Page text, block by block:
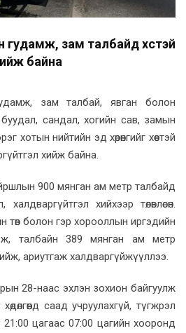
зам талбайд хөөстэй
байна
зам талбай, явган болон
сандал, хогийн сав, замын
хотын нийтийн эд хөрөнгийг хөөстэй
хийж байна.
900 мянган ам метр талбайд
халдваргүйтгэл хийхээр төлөвлөсөн.
төв болон гэр хорооллын иргэдийн
талбайн 389 мянган ам метр
ариутгаж халдваргүйжүүллээ.
28-наас эхлэн зохион байгуулж
саад учруулахгүй, түгжрэл
21:00 цагаас 07:00 цагийн хооронд